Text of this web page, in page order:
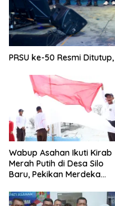
PRSU ke-50 Resmi
Wabup Asahan Ikuti Kirab
Merah Putih di Desa Silo
Baru, Pekikan Merdeka